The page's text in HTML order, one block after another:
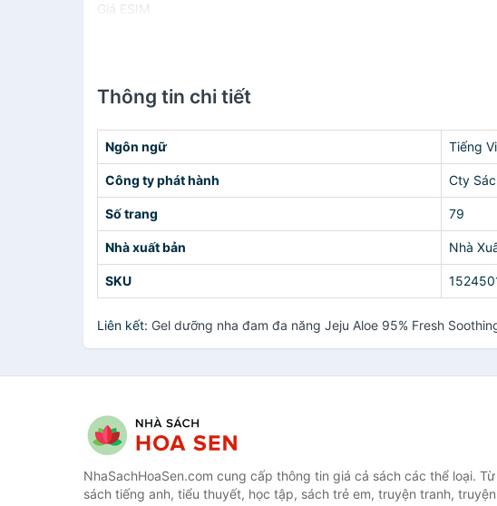
Giá ESIM
Thông tin chi tiết
Ngôn ngữ Tiếng
Công ty phát hành Cty
Số trang 79
Nhà xuất bản Nhà
SKU
Liên kết: Gel dưỡng nha đam đa năng Jeju Aloe 95% Fresh
NhaSachHoaSen.com cung cấp thông tin giá cả sách các thể loại. Từ
sách tiếng anh, tiểu thuyết, học tập, sách trẻ em, truyện tranh, truyện